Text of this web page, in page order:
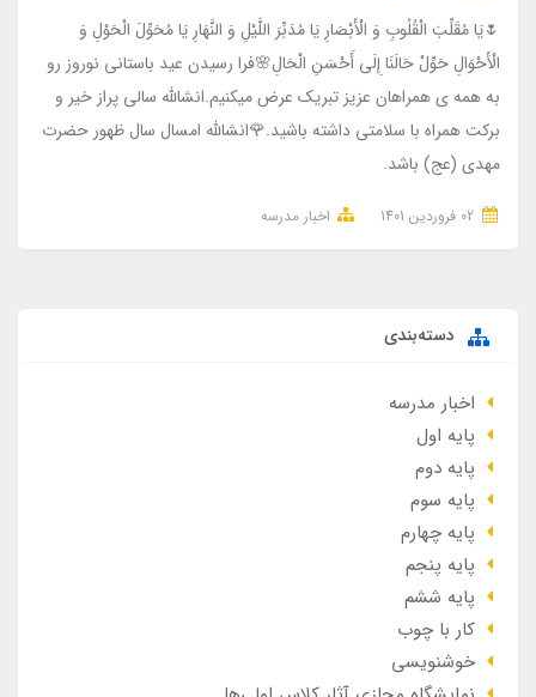
🌷یَا مُقَلِّبَ الْقُلُوبِ وَ الْأَبْصَارِ یَا مُدَبِّرَ اللَّیْلِ وَ النَّهَارِ یَا مُحَوِّلَ الْحَوْلِ وَ
الْأَحْوَالِ حَوِّلْ حَالَنَا إِلَی أَحْسَنِ الْحَالِ🌸فرا رسیدن عید باستانی نوروز رو
به همه ی همراهان عزیز تبریک عرض میکنیم.انشالله سالی پراز خیر و
برکت همراه با سلامتی داشته باشید.🌹انشالله امسال سال ظهور حضرت
مهدی (عج) باشد.​​​​
اخبار مدرسه
دسته‌بندی
اخبار مدرسه
پایه اول
پایه دوم
پایه سوم
پایه چهارم
پایه پنجم
پایه ششم
کار با چوب
خوشنویسی